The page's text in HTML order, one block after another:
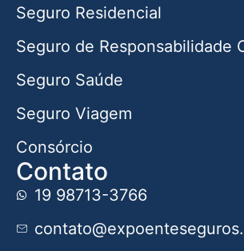
Seguro Residencial
Seguro de Responsabilidade
Seguro Saúde
Seguro Viagem
Consórcio
Contato
19 98713-3766